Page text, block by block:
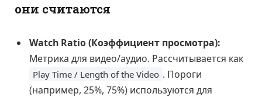
они считаются
Watch Ratio (Коэффициент просмотра):
Метрика для видео/аудио. Рассчитывается как
Play Time / Length of the Video . Пороги
(например, 25%, 75%) используются для